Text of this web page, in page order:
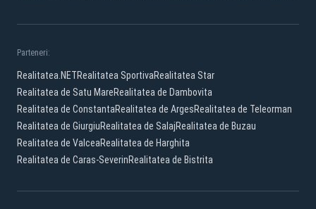
Parteneri:
Realitatea.NETRealitatea SportivaRealitatea Star
Realitatea de Satu MareRealitatea de Dambovita
Realitatea de ConstantaRealitatea de ArgesRealitatea de Teleorman
Realitatea de GiurgiuRealitatea de SalajRealitatea de Buzau
Realitatea de ValceaRealitatea de Harghita
Realitatea de Caras-SeverinRealitatea de Bistrita